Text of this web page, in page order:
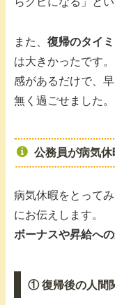
また、 復帰のタイ
は大きかったです
感があるだけで、
無く過ごせました。
公務員が病気
病気休暇をとって
にお伝えします。
ボーナスや昇給へ
① 復帰後の人間